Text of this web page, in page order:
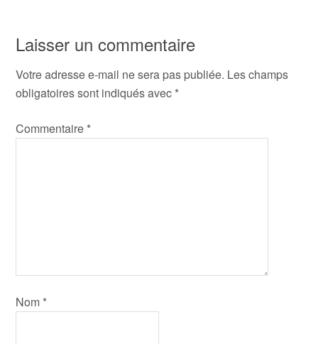
Laisser un commentaire
Votre adresse e-mail ne sera pas publiée. Les champs
obligatoires sont indiqués avec *
Commentaire *
Nom *